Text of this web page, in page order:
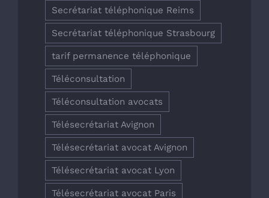
Secrétariat téléphonique Reims
Secrétariat téléphonique Strasbourg
tarif permanence téléphonique
Téléconsultation
Téléconsultation avocats
Télésecrétariat Avignon
Télésecrétariat avocat Avignon
Télésecrétariat avocat Lyon
Télésecrétariat avocat Paris